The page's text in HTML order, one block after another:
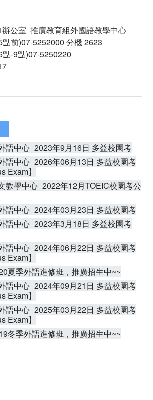
公室 推廣教育組外國語教學中心
前)07-5252000 分機 2623
-9點)07-5250220
語中心_2023年9月16日 多益校園考
語中心_2026年06月13日 多益校園考
Exam】
教學中心_2022年12月TOEIC校園考公
語中心_2024年03月23日 多益校園考
語中心_2023年3月18日 多益校園考
語中心_2024年06月22日 多益校園考
Exam】
夏季外語進修班，推廣招生中~~
語中心_2024年09月21日 多益校園考
Exam】
語中心_2025年03月22日 多益校園考
Exam】
冬季外語進修班，推廣招生中~~